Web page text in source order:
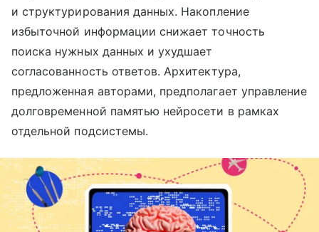
и структурирования данных. Накопление
избыточной информации снижает точность
поиска нужных данных и ухудшает
согласованность ответов. Архитектура,
предложенная авторами, предполагает управление
долговременной памятью нейросети в рамках
отдельной подсистемы.